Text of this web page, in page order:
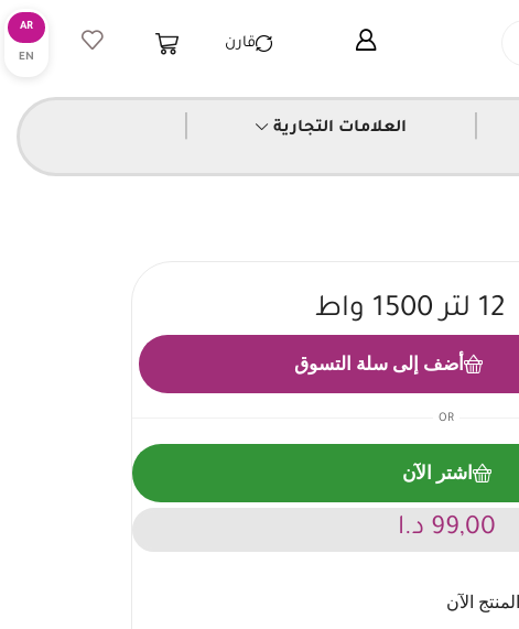
قارن
العلامات التجارية
أضف إلى سلة التسوق
OR
اشتر الآن
99,00 د.ا